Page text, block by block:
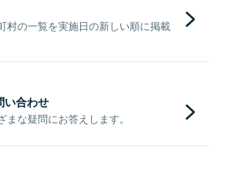
村の一覧を実施日の新しい順に掲載
い合わせ
な疑問にお答えします。